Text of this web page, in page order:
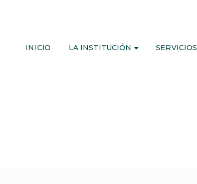
INICIO LA INSTITUCIÓN SERVICIOS